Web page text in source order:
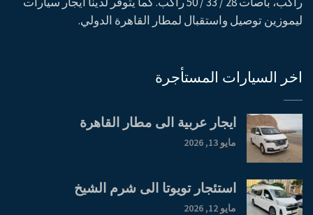
ليموزين توصيل واستقبال لمطار القاهرة الدولي.
اخر السيارات المستأجرة
ايجار عربية الى مطار القاهرة
مايو 13, 2026
استئجار تويوتا الى شرم الشيخ
مايو 12, 2026